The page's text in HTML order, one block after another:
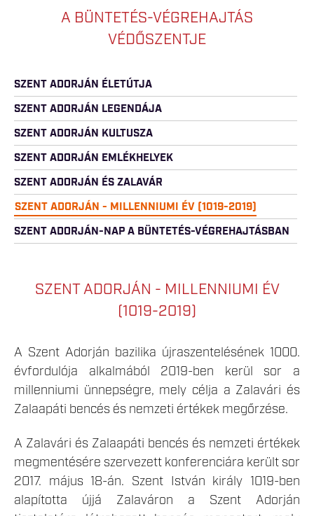
A BÜNTETÉS-VÉGREHAJTÁS
VÉDŐSZENTJE
SZENT ADORJÁN ÉLETÚTJA
SZENT ADORJÁN LEGENDÁJA
SZENT ADORJÁN KULTUSZA
SZENT ADORJÁN EMLÉKHELYEK
SZENT ADORJÁN ÉS ZALAVÁR
SZENT ADORJÁN - MILLENNIUMI ÉV (1019-2019)
SZENT ADORJÁN-NAP A BÜNTETÉS-VÉGREHAJTÁSBAN
SZENT ADORJÁN - MILLENNIUMI ÉV
(1019-2019)
A Szent Adorján bazilika újraszentelésének 1000.
évfordulója alkalmából 2019-ben kerül sor a
millenniumi ünnepségre, mely célja a Zalavári és
Zalaapáti bencés és nemzeti értékek megőrzése.
A Zalavári és Zalaapáti bencés és nemzeti értékek
megmentésére szervezett konferenciára került sor
2017. május 18-án. Szent István király 1019-ben
alapította újjá Zalaváron a Szent Adorján